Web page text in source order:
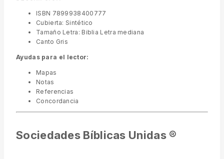
ISBN 7899938400777
Cubierta: Sintético
Tamaño Letra: Biblia Letra mediana
Canto Gris
Ayudas para el lector:
Mapas
Notas
Referencias
Concordancia
Sociedades Bíblicas Unidas ®